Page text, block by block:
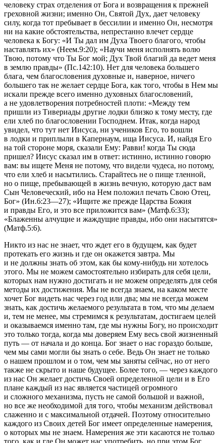
человеку страх отделения от Бога и возвращения к прежней
греховной жизни; именно Он, Святой Дух, дает человеку
силу, когда тот пребывает в бессилии и именно Он, несмотря
ни на какие обстоятельства, непрестанно влечет сердце
человека к Богу: «И Ты дал им Духа Твоего благого, чтобы
наставлять их» (Неем.9:20); «Научи меня исполнять волю
Твою, потому что Ты Бог мой; Дух Твой благий да ведет меня
в землю правды» (Пс.142:10). Нет для человека большего
блага, чем благословения духовные и, наверное, ничего
большего так не желает сердце Бога, как того, чтобы в Нем мы
искали прежде всего именно духовных благословений,
а не удовлетворения потребностей плоти: «Между тем
пришли из Тивериады другие лодки близко к тому месту, где
ели хлеб по благословении Господнем. Итак, когда народ
увидел, что тут нет Иисуса, ни учеников Его, то вошли
в лодки и приплыли в Капернаум, ища Иисуса. И, найдя Его
на той стороне моря, сказали Ему: Равви! когда Ты сюда
пришел? Иисус сказал им в ответ: истинно, истинно говорю
вам: вы ищете Меня не потому, что видели чудеса, но потому,
что ели хлеб и насытились. Старайтесь не о пище тленной,
но о пище, пребывающей в жизнь вечную, которую даст вам
Сын Человеческий, ибо на Нем положил печать Свою Отец,
Бог» (Ин.6:23—27); «Ищите же прежде Царства Божия
и правды Его, и это все приложится вам» (Матф.6:33);
«Блаженны алчущие и жаждущие правды, ибо они насытятся»
(Матф.5:6).
Никто из нас не знает, что ждет его в будущем, как будет
протекать его жизнь и где он окажется завтра. Мы
и не должны знать об этом, как бы кому-нибудь ни хотелось
этого. Мы не можем самостоятельно избирать для себя цели,
которых нам нужно достигать и не можем определять для себя
методы их достижения. Мы не всегда знаем, на каком месте
хочет Бог видеть нас через год или два; мы не всегда можем
знать, как достичь желаемого результата в том, что мы делаем
и, тем не менее, мы стремимся к результатам, достигаем целей
и оказываемся именно там, где мы нужны Богу, но происходит
это только тогда, когда мы доверяем Ему весь свой жизненный
путь — от начала и до конца. Бог знает о нас гораздо больше,
чем мы сами могли бы знать о себе. Ведь Он знает не только
о нашем прошлом и о том, чем мы заняты сейчас, но от него
также не скрыто и наше будущее. Более того, — через каждого
из нас Он желает достичь Своей определенной цели и в Его
плане каждый из нас является частицей огромного
и сложного механизма, пусть не самой большой и важной,
но все же необходимой для того, чтобы механизм действовал
слаженно и с максимальной отдачей. Поэтому относительно
каждого из Своих детей Бог имеет определенные намерения,
о которых мы не знаем. Намерения же эти касаются не только
того, как и где Он может нас употребить, но при этом Бог